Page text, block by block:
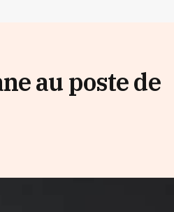
au poste de